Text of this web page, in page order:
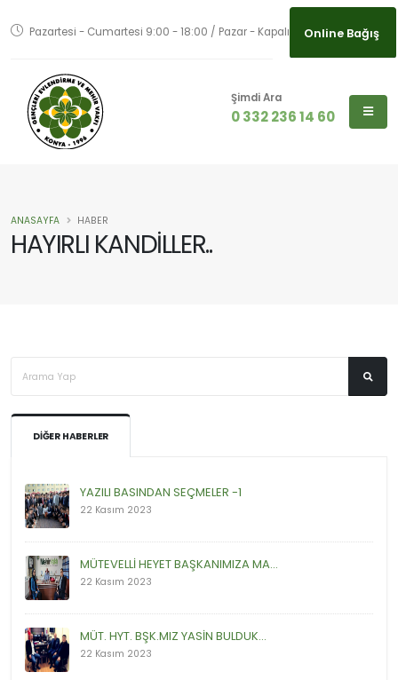
Pazartesi - Cumartesi 9:00 - 18:00 / Pazar - Kapalı Online Bağış
Şimdi Ara
0 332 236 14 60
HAYIRLI KANDİLLER..
ANASAYFA HABER
DIĞER HABERLER
YAZILI BASINDAN SEÇMELER -1
22 Kasım 2023
MÜTEVELLİ HEYET BAŞKANIMIZA MA...
22 Kasım 2023
MÜT. HYT. BŞK.MIZ YASİN BULDUK...
22 Kasım 2023